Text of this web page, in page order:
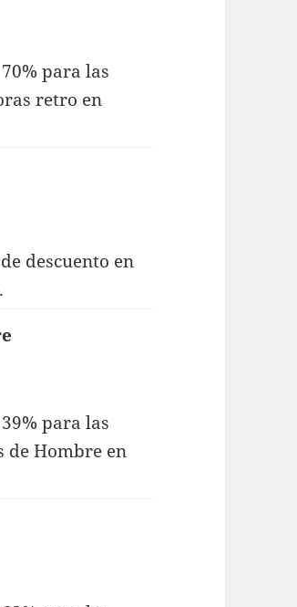
para las
retro en
descuento en
para las
de Hombre en